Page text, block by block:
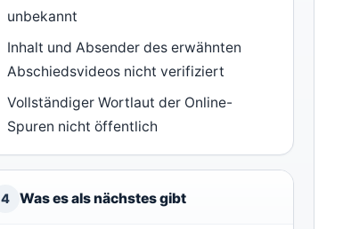
unbekannt
Inhalt und Absender des erwähnten
Abschiedsvideos nicht verifiziert
Vollständiger Wortlaut der Online-
Spuren nicht öffentlich
4 Was es als nächstes gibt